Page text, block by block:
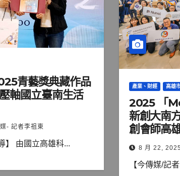
青藝獎典藏作品
軸國立臺南生活
- 記者李祖東
】 由國立高雄科...
產業、財經 高雄
2025 「
新創大南
創會師高
8 月 22, 2025
【今傳媒/記